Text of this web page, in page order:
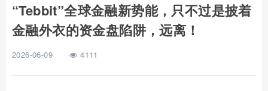
“Tebbit”全球金融新势能，只不过是披着
金融外衣的资金盘陷阱，远离！
2026-06-09 4111